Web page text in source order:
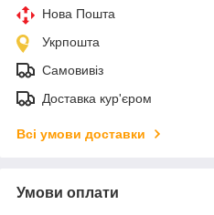
Нова Пошта
Укрпошта
Самовивіз
Доставка кур'єром
Всі умови доставки
Умови оплати